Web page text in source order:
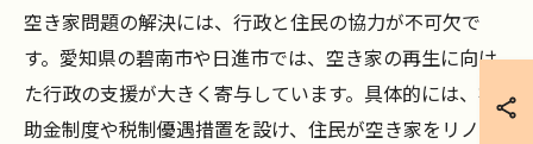
空き家問題の解決には、行政と住民の協力が不可欠で
す。愛知県の碧南市や日進市では、空き家の再生に向け
た行政の支援が大きく寄与しています。具体的には、補
助金制度や税制優遇措置を設け、住民が空き家をリノベ